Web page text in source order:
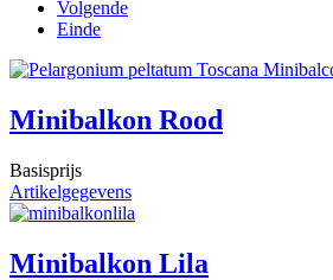
Volgende
Einde
Minibalkon Rood
Basisprijs
Artikelgegevens
Minibalkon Lila